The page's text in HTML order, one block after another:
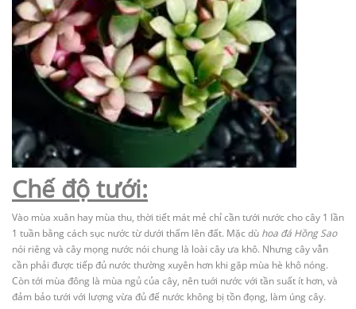
Chế độ tưới:
Vào mùa xuân hay mùa thu, thời tiết mát mẻ chỉ cần tưới nước cho cây 1 lần
1 tuần bằng cách sục nước từ dưới thấm lên đất. Mặc dù hoa đá Hồng Sao
nói riêng và cây mọng nước nói chung là loài cây ưa khô. Nhưng cây vẫn
cần phải được tiếp đủ nước thường xuyên hơn khi gặp mùa hè khô nóng.
Còn tới mùa đông là mùa ngủ của cây, nên tuới nước với tần suất ít hơn, và
đảm bảo tưới với lượng vừa đủ để nước không bị tồn đọng, làm úng cây.